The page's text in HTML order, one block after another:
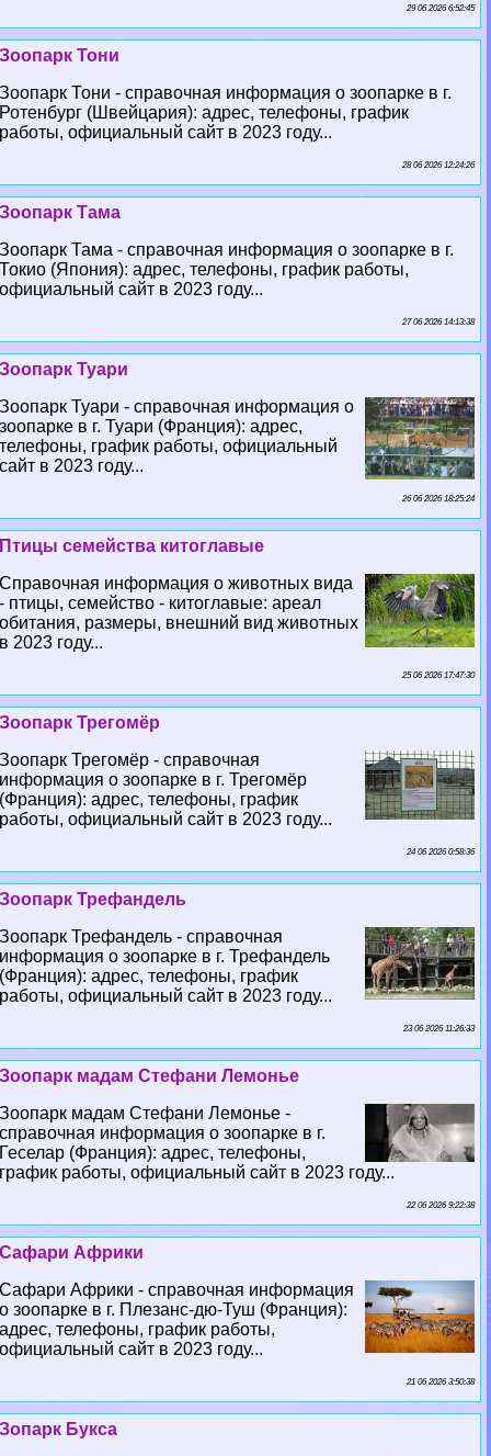
29 06 2026 6:52:45
Зоопарк Тони
Зоопарк Тони - справочная информация о зоопарке в г.
Ротенбург (Швейцария): адрес, телефоны, график
работы, официальный сайт в 2023 году...
28 06 2026 12:24:26
Зоопарк Тама
Зоопарк Тама - справочная информация о зоопарке в г.
Токио (Япония): адрес, телефоны, график работы,
официальный сайт в 2023 году...
27 06 2026 14:13:38
Зоопарк Туари
Зоопарк Туари - справочная информация о
зоопарке в г. Туари (Франция): адрес,
телефоны, график работы, официальный
сайт в 2023 году...
26 06 2026 18:25:24
Птицы семейства китоглавые
Справочная информация о животных вида
- птицы, семейство - китоглавые: ареал
обитания, размеры, внешний вид животных
в 2023 году...
25 06 2026 17:47:30
Зоопарк Трегомёр
Зоопарк Трегомёр - справочная
информация о зоопарке в г. Трегомёр
(Франция): адрес, телефоны, график
работы, официальный сайт в 2023 году...
24 06 2026 0:58:36
Зоопарк Трефандель
Зоопарк Трефандель - справочная
информация о зоопарке в г. Трефандель
(Франция): адрес, телефоны, график
работы, официальный сайт в 2023 году...
23 06 2026 11:26:33
Зоопарк мадам Стефани Лемонье
Зоопарк мадам Стефани Лемонье -
справочная информация о зоопарке в г.
Геселар (Франция): адрес, телефоны,
график работы, официальный сайт в 2023 году...
22 06 2026 9:22:38
Сафари Африки
Сафари Африки - справочная информация
о зоопарке в г. Плезанс-дю-Туш (Франция):
адрес, телефоны, график работы,
официальный сайт в 2023 году...
21 06 2026 3:50:38
Зопарк Букса